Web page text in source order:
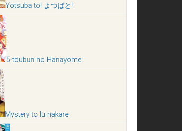
Yotsuba to! よつばと!
5-toubun no Hanayome
Mystery to Iu nakare